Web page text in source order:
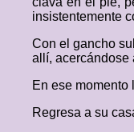
insistentemente
Con el gancho
allí, acercándose
En ese
Regresa a su